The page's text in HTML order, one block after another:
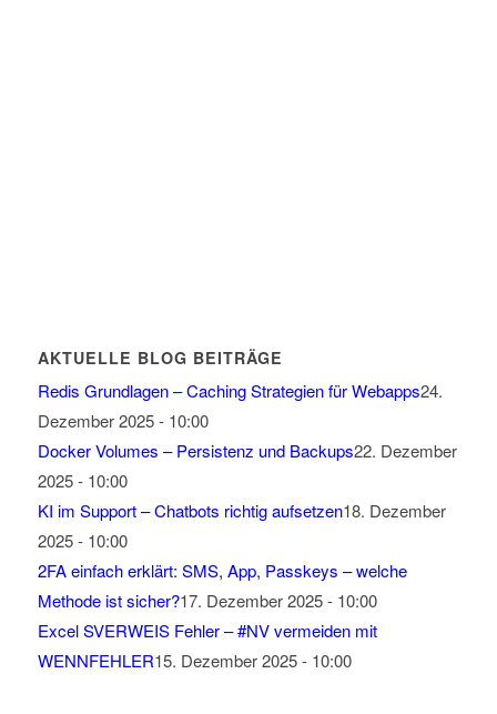
AKTUELLE BLOG BEITRÄGE
Redis Grundlagen – Caching Strategien für Webapps24.
Dezember 2025 - 10:00
Docker Volumes – Persistenz und Backups22. Dezember
2025 - 10:00
KI im Support – Chatbots richtig aufsetzen18. Dezember
2025 - 10:00
2FA einfach erklärt: SMS, App, Passkeys – welche
Methode ist sicher?17. Dezember 2025 - 10:00
Excel SVERWEIS Fehler – #NV vermeiden mit
WENNFEHLER15. Dezember 2025 - 10:00